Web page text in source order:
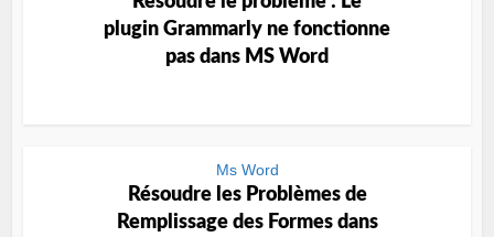
plugin Grammarly ne fonctionne
pas dans MS Word
Ms Word
Résoudre les Problèmes de
Remplissage des Formes dans